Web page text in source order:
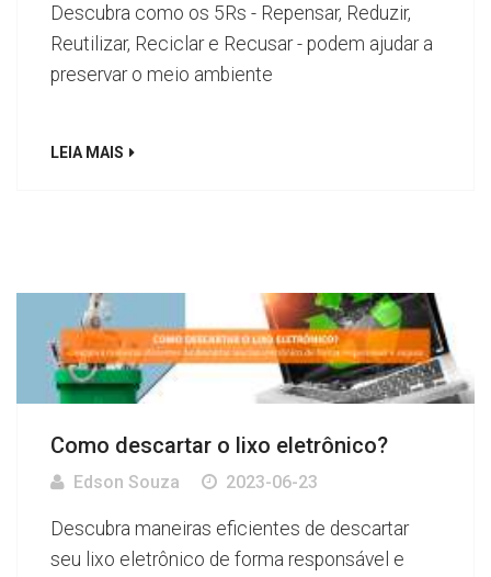
Descubra como os 5Rs - Repensar, Reduzir,
Reutilizar, Reciclar e Recusar - podem ajudar a
preservar o meio ambiente
LEIA MAIS
Como descartar o lixo eletrônico?
Edson Souza 2023-06-23
Descubra maneiras eficientes de descartar
seu lixo eletrônico de forma responsável e